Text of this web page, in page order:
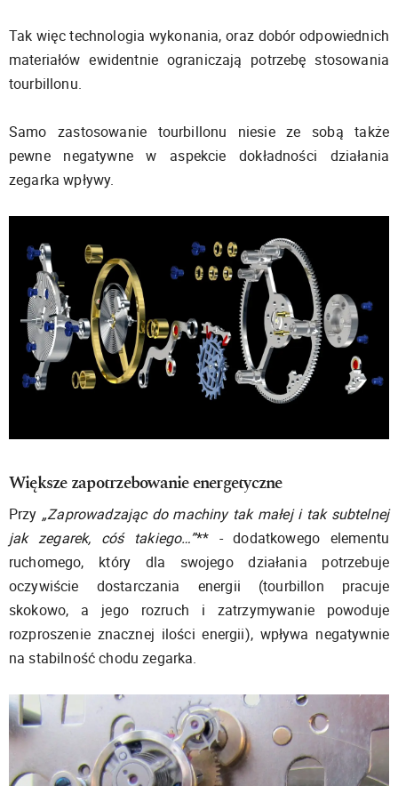
Tak więc technologia wykonania, oraz dobór odpowiednich
materiałów ewidentnie ograniczają potrzebę stosowania
tourbillonu.
Samo zastosowanie tourbillonu niesie ze sobą także
pewne negatywne w aspekcie dokładności działania
zegarka wpływy.
Większe zapotrzebowanie energetyczne
Przy „Zaprowadzając do machiny tak małej i tak subtelnej
jak zegarek, cóś takiego…”** - dodatkowego elementu
ruchomego, który dla swojego działania potrzebuje
oczywiście dostarczania energii (tourbillon pracuje
skokowo, a jego rozruch i zatrzymywanie powoduje
rozproszenie znacznej ilości energii), wpływa negatywnie
na stabilność chodu zegarka.